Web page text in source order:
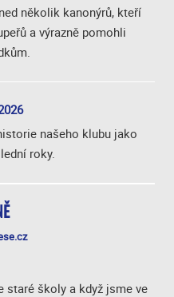
několik kanonýrů, kteří
a výrazně pomohli
našeho klubu jako
roky.
staré školy a když jsme ve